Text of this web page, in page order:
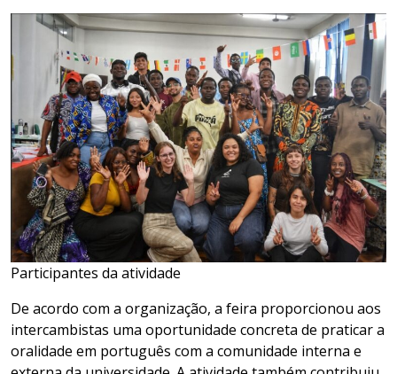
Participantes da atividade
De acordo com a organização, a feira proporcionou aos
intercambistas uma oportunidade concreta de praticar a
oralidade em português com a comunidade interna e